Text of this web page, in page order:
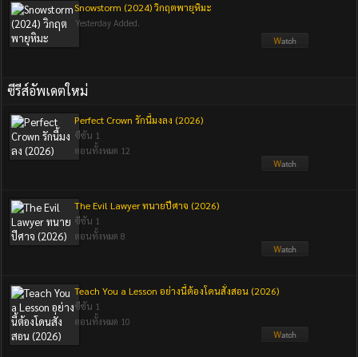
Snowstorm (2024) วิกฤตพายุหิมะ
Yesterday Added.
ซีรีส์อัพเดตใหม่
Perfect Crown รักนี้มงลง (2026)
ซีซัน 1
ตอนทั้งหมด 12
The Evil Lawyer ทนายปีศาจ (2026)
ซีซัน 1
ตอนทั้งหมด 8
Teach You a Lesson อย่างนี้ต้องโดนสั่งสอน (2026)
ซีซัน 1
ตอนทั้งหมด 10